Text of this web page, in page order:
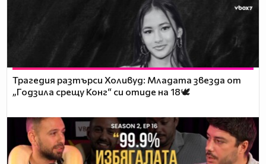
Трагедия разтърси Холивуд: Младата звезда от
„Годзила срещу Конг“ си отиде на 18🕊️